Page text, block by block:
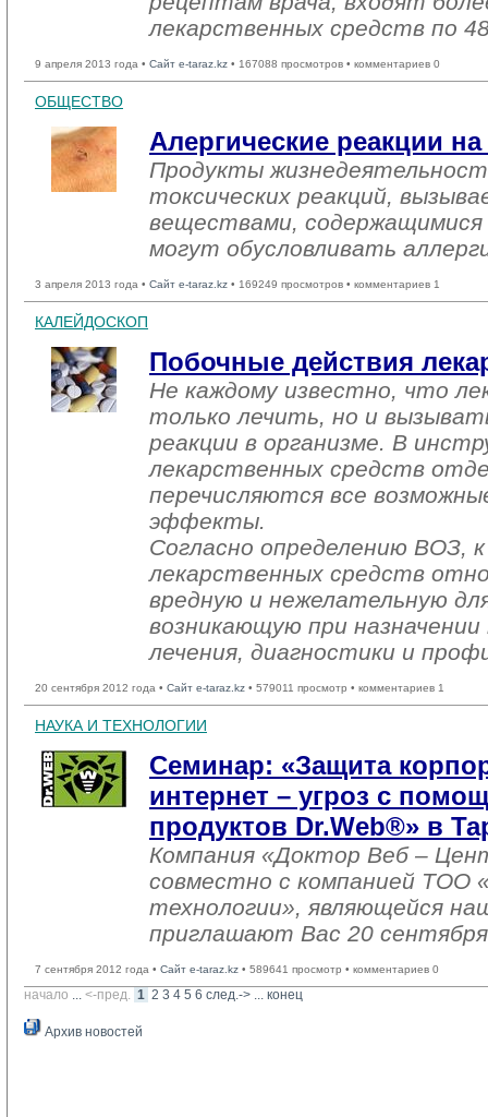
лекарственных средств по
9 апреля 2013 года • Сайт e-taraz.kz • 167088 просмотров • комментариев 0
ОБЩЕСТВО
Алергические реакции
Продукты
токсических реакций,
веществами, содержащимися
могут обусловливать
3 апреля 2013 года • Сайт e-taraz.kz • 169249 просмотров • комментариев 1
КАЛЕЙДОСКОП
Побочные действия
Не каждому известно, что
только лечить, но и
реакции в организме. В
лекарственных средств
перечисляются все
эффекты.
Согласно определению ВОЗ,
лекарственных средств
вредную и нежелательную
возникающую при
лечения, диагностики и
20 сентября 2012 года • Сайт e-taraz.kz • 579011 просмотр • комментариев 1
НАУКА И ТЕХНОЛОГИИ
Семинар: «Защита
интернет – угроз с
продуктов Dr.Web®» в
Компания «Доктор Веб –
совместно с компанией ТОО
технологии», являющейся
приглашают Вас 20
7 сентября 2012 года • Сайт e-taraz.kz • 589641 просмотр • комментариев 0
начало ... <-пред. 1 2 3 4 5 6 след.-> ... конец
Архив новостей